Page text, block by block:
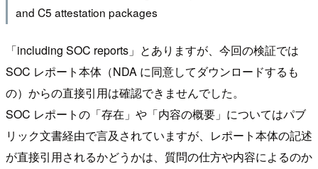
and C5 attestation packages
「including SOC reports」とありますが、今回の検証では
SOC レポート本体（NDA に同意してダウンロードするも
の）からの直接引用は確認できませんでした。
SOC レポートの「存在」や「内容の概要」についてはパブ
リック文書経由で言及されていますが、レポート本体の記述
が直接引用されるかどうかは、質問の仕方や内容によるのか